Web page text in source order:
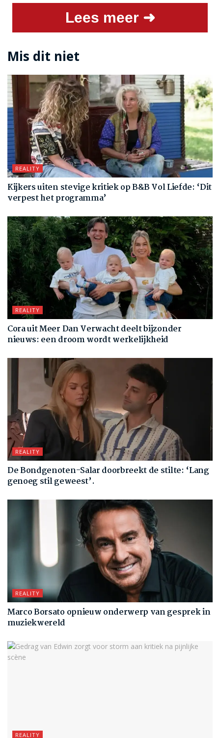
Lees meer ➜
Mis dit niet
REALITY
Kijkers uiten stevige kritiek op B&B Vol Liefde: ‘Dit
verpest het programma’
REALITY
Cora uit Meer Dan Verwacht deelt bijzonder
nieuws: een droom wordt werkelijkheid
REALITY
De Bondgenoten-Salar doorbreekt de stilte: ‘Lang
genoeg stil geweest’.
REALITY
Marco Borsato opnieuw onderwerp van gesprek in
muziekwereld
REALITY